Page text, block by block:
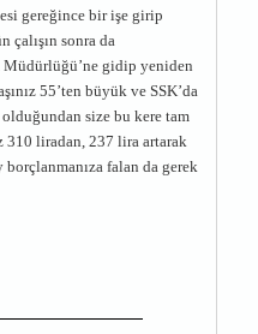
gereğince bir işe girip
çalışın sonra da
gidip yeniden
55’ten büyük ve SSK’da
size bu kere tam
310 liradan, 237 lira artarak
falan da gerek